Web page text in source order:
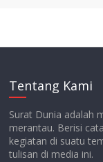
Tentang Kami
Surat Dunia adalah
merantau. Berisi
kegiatan di suatu
tulisan di media ini.